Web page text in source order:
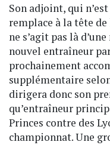
Son adjoint, qui
remplace à la tête
ne s’agit pas là
nouvel entraîneur
prochainement
supplémentaire
dirigera donc son
qu’entraîneur
Princes contre des
championnat. Une